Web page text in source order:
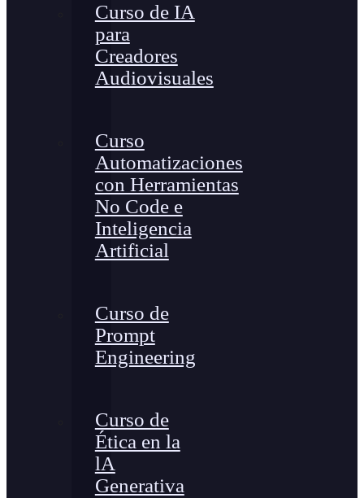
Curso de IA
para
Creadores
Audiovisuales
Curso
Automatizaciones
con Herramientas
No Code e
Inteligencia
Artificial
Curso de
Prompt
Engineering
Curso de
Ética en la
lA
Generativa